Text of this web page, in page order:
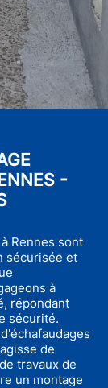
-
Rennes sont
sécurisée et
à
répondant
sécurité.
de
travaux de
un montage